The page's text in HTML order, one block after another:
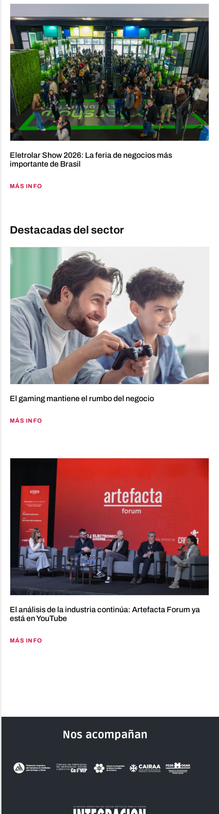
Eletrolar Show 2026: La feria de negocios más
importante de Brasil
MÁS INFO
Destacadas del sector
El gaming mantiene el rumbo del negocio
MÁS INFO
El análisis de la industria continúa: Artefacta Forum ya
está en YouTube
MÁS INFO
Nos acompañan